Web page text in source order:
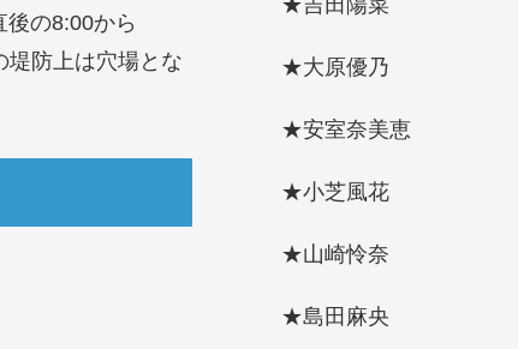
の8:00から
堤防上は穴場とな
★吉田陽菜
★大原優乃
★安室奈美恵
★小芝風花
★山崎怜奈
★島田麻央